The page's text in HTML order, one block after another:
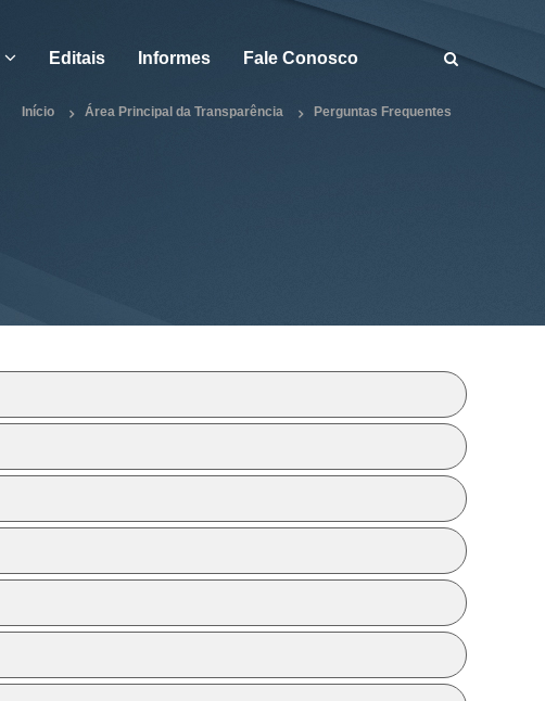
Editais Informes Fale Conosco
Início Área Principal da Transparência Perguntas Frequentes